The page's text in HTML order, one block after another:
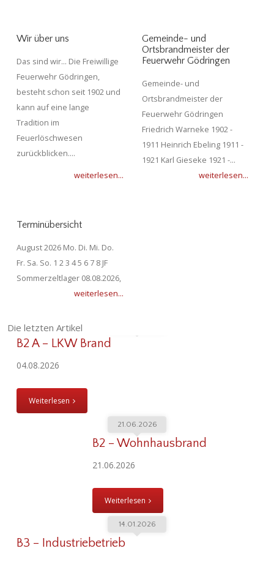
Wir über uns
Das sind wir... Die Freiwillige
Feuerwehr Gödringen,
besteht schon seit 1902 und
kann auf eine lange
Tradition im
Feuerlöschwesen
zurückblicken....
weiterlesen...
Gemeinde- und
Ortsbrandmeister der
Feuerwehr Gödringen
Gemeinde- und
Ortsbrandmeister der
Feuerwehr Gödringen
Friedrich Warneke 1902 -
1911 Heinrich Ebeling 1911 -
1921 Karl Gieseke 1921 -...
weiterlesen...
Terminübersicht
August 2026 Mo. Di. Mi. Do.
Fr. Sa. So. 1 2 3 4 5 6 7 8 JF
Sommerzeltlager 08.08.2026,
weiterlesen...
Die letzten Artikel
B2 A – LKW Brand
04.08.2026
Weiterlesen
21.06.2026
B2 – Wohnhausbrand
21.06.2026
Weiterlesen
14.01.2026
B3 – Industriebetrieb